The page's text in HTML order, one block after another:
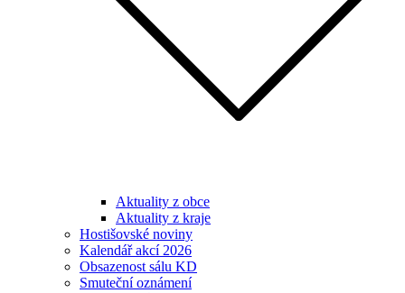
Aktuality z obce
Aktuality z kraje
Hostišovské noviny
Kalendář akcí 2026
Obsazenost sálu KD
Smuteční oznámení